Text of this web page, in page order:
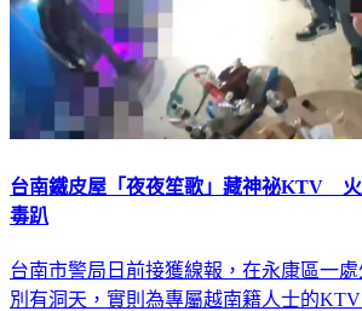
台南鐵皮屋「夜夜笙歌」藏神祕KTV 火
毒趴
台南市警局日前接獲線報，在永康區一
別有洞天，實則為專屬越南籍人士的